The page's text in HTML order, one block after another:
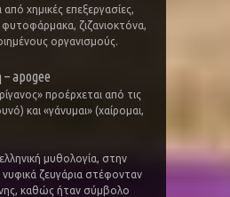
από χημικές επεξεργασίες,
ζιζανιοκτόνα,
οργανισμούς.
– apogee
προέρχεται από τις
και «γάνυμαι» (χαίρομαι,
μυθολογία, στην
ζευγάρια στέφονταν
καθώς ήταν σύμβολο